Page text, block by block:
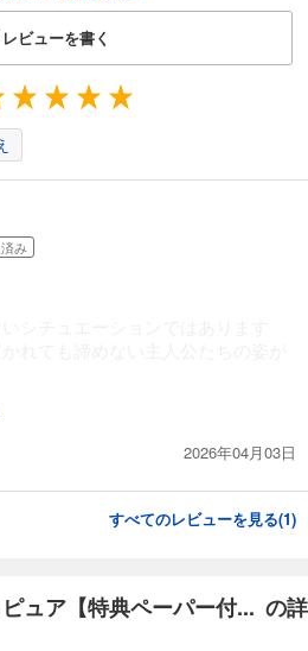
レビューを書く
み
2026年04月03日
すべてのレビューを見る(1)
ュア【特典ペーパー付... の詳